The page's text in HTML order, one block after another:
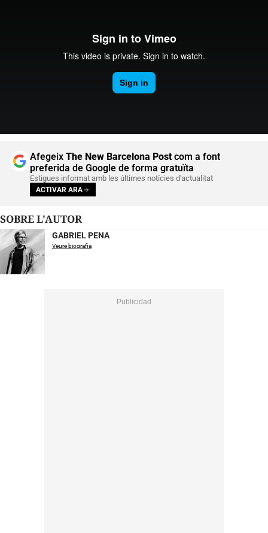
Afegeix The New Barcelona Postcom a font
preferida de Google de forma gratuïta
Estigues informat amb les últimes notícies d'actualitat
ACTIVAR ARA
SOBRE L'AUTOR
GABRIEL PENA
Veure biografia